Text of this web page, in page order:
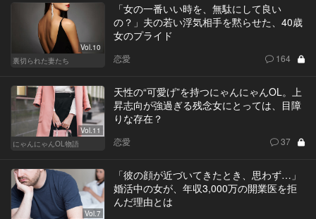
Vol.10
裏切られた妻たち
「女の一番いい時を、無駄にして良い
の？」夫の若い浮気相手を黙らせた、40歳
女のプライド
恋愛 164
Vol.11
にゃんにゃんOL物語
天性の“可愛げ”を持つにゃんにゃんOL。上
昇志向が強過ぎる残念女にとっては、目障
りな存在？
恋愛 37
Vol.7
「彼の顔が近づいてきたとき、思わず…」
婚活中の女が、年収3,000万の開業医を拒
んだ理由とは